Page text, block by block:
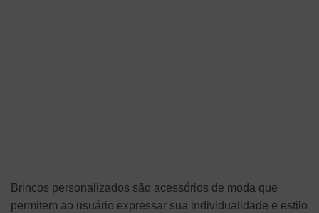
Brincos personalizados são acessórios de moda que
permitem ao usuário expressar sua individualidade e estilo